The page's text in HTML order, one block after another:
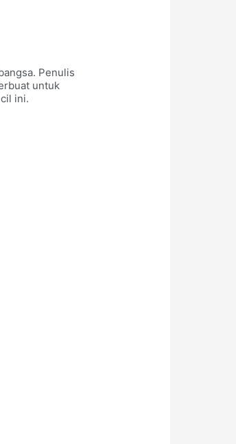
Penulis
untuk
ini.